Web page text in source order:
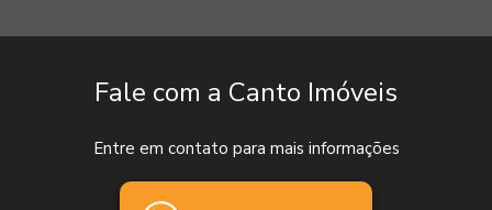
Fale com a Canto Imóveis
Entre em contato para mais informações